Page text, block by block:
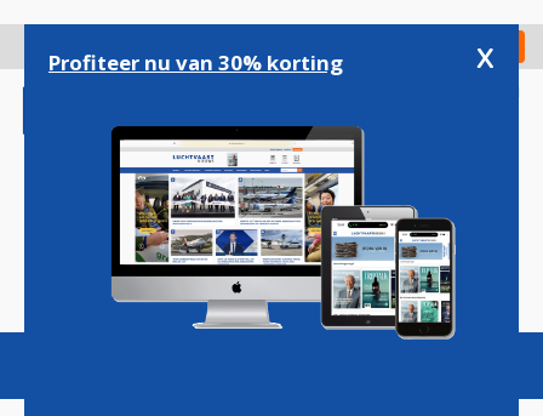
gaan
Check in
Magazine Podcasts Vacatures
Profiteer nu van 30% korting x